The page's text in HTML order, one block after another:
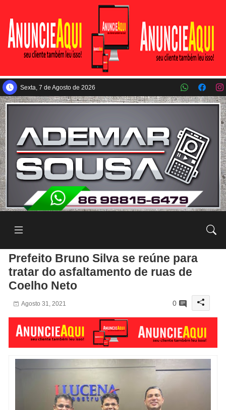
Pular para o conteúdo principal
Sexta, 7 de Agosto de 2026
Prefeito Bruno Silva se reúne para
tratar do asfaltamento de ruas de
Coelho Neto
Agosto 31, 2021 0